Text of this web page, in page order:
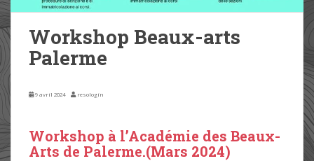
Workshop Beaux-arts
Palerme
Workshop à l’Académie des Beaux-
Arts de Palerme.(Mars 2024)